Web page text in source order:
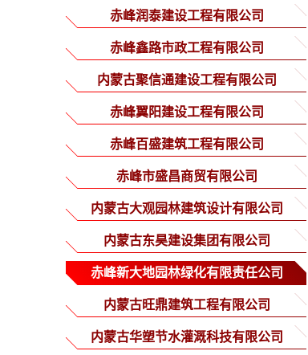
分公司
赤峰润泰建设工程有限公司
赤峰鑫路市政工程有限公司
内蒙古聚信通建设工程有限公司
赤峰翼阳建设工程有限公司
赤峰百盛建筑工程有限公司
赤峰市盛昌商贸有限公司
内蒙古大观园林建筑设计有限公司
内蒙古东昊建设集团有限公司
赤峰新大地园林绿化有限责任公司
内蒙古旺鼎建筑工程有限公司
内蒙古华塑节水灌溉科技有限公司